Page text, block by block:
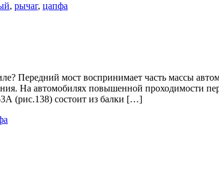
, рычаг, цапфа
Передний мост воспринимает часть массы
На автомобилях повышенной проходимости
(рис.138) состоит из балки […]